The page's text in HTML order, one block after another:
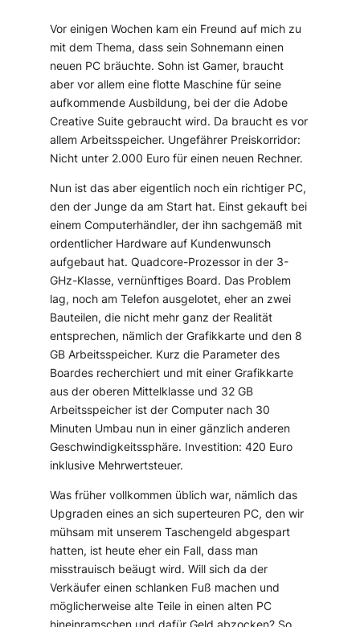
Vor einigen Wochen kam ein Freund auf mich zu
mit dem Thema, dass sein Sohnemann einen
neuen PC bräuchte. Sohn ist Gamer, braucht
aber vor allem eine flotte Maschine für seine
aufkommende Ausbildung, bei der die Adobe
Creative Suite gebraucht wird. Da braucht es vor
allem Arbeitsspeicher. Ungefährer Preiskorridor:
Nicht unter 2.000 Euro für einen neuen Rechner.
Nun ist das aber eigentlich noch ein richtiger PC,
den der Junge da am Start hat. Einst gekauft bei
einem Computerhändler, der ihn sachgemäß mit
ordentlicher Hardware auf Kundenwunsch
aufgebaut hat. Quadcore-Prozessor in der 3-
GHz-Klasse, vernünftiges Board. Das Problem
lag, noch am Telefon ausgelotet, eher an zwei
Bauteilen, die nicht mehr ganz der Realität
entsprechen, nämlich der Grafikkarte und den 8
GB Arbeitsspeicher. Kurz die Parameter des
Boardes recherchiert und mit einer Grafikkarte
aus der oberen Mittelklasse und 32 GB
Arbeitsspeicher ist der Computer nach 30
Minuten Umbau nun in einer gänzlich anderen
Geschwindigkeitssphäre. Investition: 420 Euro
inklusive Mehrwertsteuer.
Was früher vollkommen üblich war, nämlich das
Upgraden eines an sich superteuren PC, den wir
mühsam mit unserem Taschengeld abgespart
hatten, ist heute eher ein Fall, dass man
misstrauisch beäugt wird. Will sich da der
Verkäufer einen schlanken Fuß machen und
möglicherweise alte Teile in einen alten PC
hineinramschen und dafür Geld abzocken? So